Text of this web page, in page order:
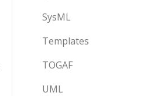
SysML
Templates
TOGAF
UML